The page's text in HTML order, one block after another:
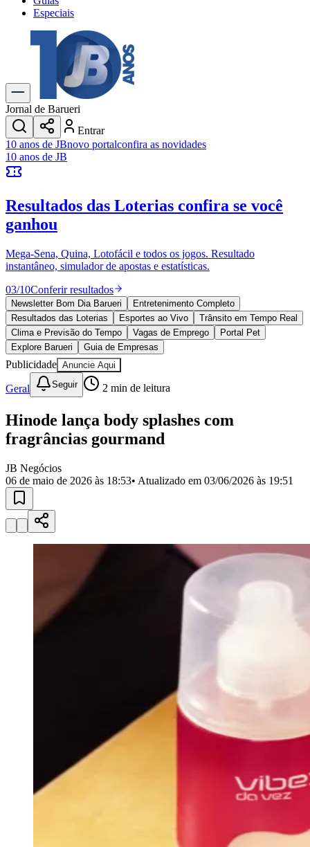
Especiais
Explore Tudo
Últimas Notícias
Previsão do Tempo
Trânsito e Rotas
Dia a Dia & Lazer
Transportes
Gastronomia
Cinema & Shows
JogosNovo
Anuncie no Portal
Cadastrar Empresa
Divulgar Vagas
Política
Esportes
Saúde
Segurança
Cultura
Meio Ambiente
Obras
Educação
Bairros de Barueri
Selecione sua regiãoPara notícias da sua região
JubranBelval
VistaCalifórniaCarapicuíbaCentroChácaras MarcoCidades da
Região
Militar
Califórnia Jardim dos Altos
Esperança Jardim Graziela
Jardim Paraíso Jardim ReginaliceJardim São
Jardim São Pedro Jardim Silveira
Jardim Tupanci Nova Aldeinha
Parque dos
Parque Imperial Parque Santa Luzia Parque Viana
Pirapora
do Bom JesusRecanto Phrynéa
Santana de
Silveira Vila Barros
do Conde
Vila Nossa Sra. da
Negócios Regionais
Segurança Regional
Hospitais Estaduais
Parques & Represas
Franco da
Jornal de Barueri
Entrar
10 anos de JBnovo portalconfira as novidades
10 anos de JB
Resultados das Loterias confira se você
ganhou
Mega-Sena, Quina, Lotofácil e todos os jogos. Resultado
instantâneo, simulador de apostas e estatísticas.
03/10Conferir resultados
Newsletter Bom Dia Barueri
Entretenimento Completo
Resultados das Loterias
Esportes ao Vivo
Trânsito em Tempo Real
Clima e Previsão do Tempo
Vagas de Emprego
Portal Pet
Explore Barueri
Guia de Empresas
Publicidade Anuncie Aqui
Geral Seguir 2 min de leitura
Hinode lança body splashes com
fragrâncias gourmand
JB Negócios
06 de maio de 2026 às 18:53• Atualizado em 03/06/2026 às 19:51